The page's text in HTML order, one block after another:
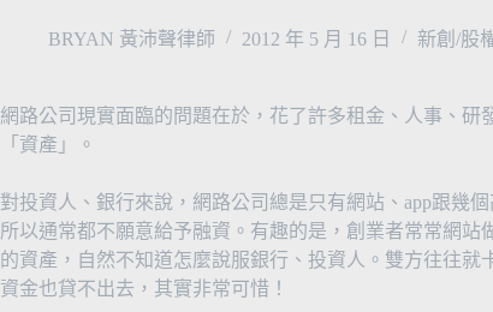
BRYAN 黃沛聲律師 2012 年 5 月 16 日 新創/股
網路公司現實面臨的問題在於，花了許多租金、人事、
「資產」。
對投資人、銀行來說，網路公司總是只有網站、app跟幾
所以通常都不願意給予融資。有趣的是，創業者常常網
的資產，自然不知道怎麼說服銀行、投資人。雙方往往
資金也貸不出去，其實非常可惜！